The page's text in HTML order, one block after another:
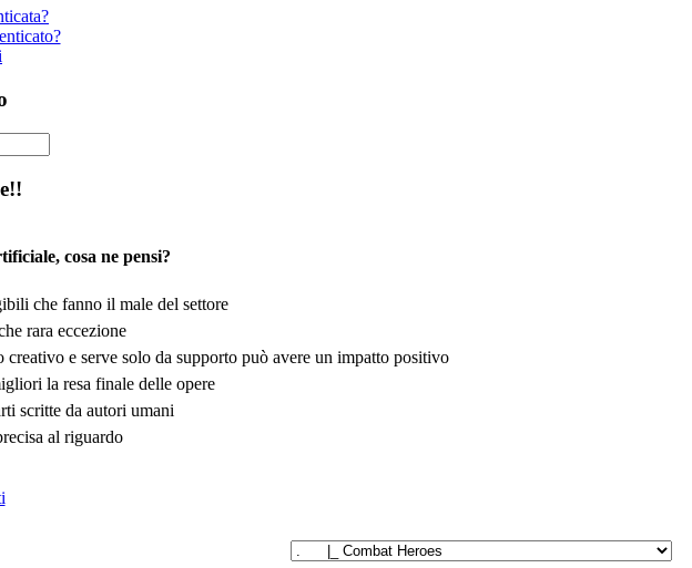
cosa ne pensi?
che fanno il male del settore
rara eccezione
e serve solo da supporto può avere un impatto positivo
la resa finale delle opere
scritte da autori umani
al riguardo